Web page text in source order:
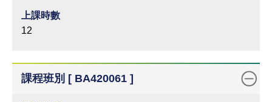
上課時數
12
課程班別 [ BA420061 ]